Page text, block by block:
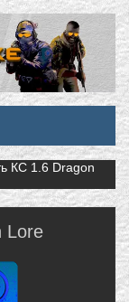
КС 1.6 Dragon
Lore